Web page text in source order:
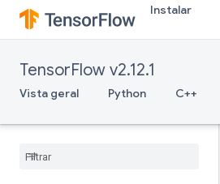
Instalar
TensorFlow v2.12.1
Vista geral Python C++
IdentityN
IgnoreErrorsDataset
ImageProjectiveTransformV2
ImmutableConst
Infeed